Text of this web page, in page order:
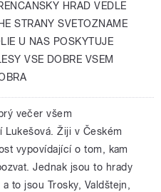
HRAD VEDLE
STRANY SVETOZNAME
U NAS POSKYTUJE
VSE DOBRE VSEM
večer všem
Lukešová. Žiji v Českém
vypovídající o tom, kam
Jednak jsou to hrady
to jsou Trosky, Valdštejn,